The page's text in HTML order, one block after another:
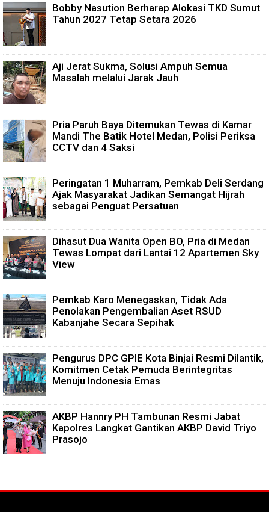
Bobby Nasution Berharap Alokasi TKD Sumut
Tahun 2027 Tetap Setara 2026
Aji Jerat Sukma, Solusi Ampuh Semua
Masalah melalui Jarak Jauh
Pria Paruh Baya Ditemukan Tewas di Kamar
Mandi The Batik Hotel Medan, Polisi Periksa
CCTV dan 4 Saksi
Peringatan 1 Muharram, Pemkab Deli Serdang
Ajak Masyarakat Jadikan Semangat Hijrah
sebagai Penguat Persatuan
Dihasut Dua Wanita Open BO, Pria di Medan
Tewas Lompat dari Lantai 12 Apartemen Sky
View
Pemkab Karo Menegaskan, Tidak Ada
Penolakan Pengembalian Aset RSUD
Kabanjahe Secara Sepihak
Pengurus DPC GPIE Kota Binjai Resmi Dilantik,
Komitmen Cetak Pemuda Berintegritas
Menuju Indonesia Emas
AKBP Hannry PH Tambunan Resmi Jabat
Kapolres Langkat Gantikan AKBP David Triyo
Prasojo